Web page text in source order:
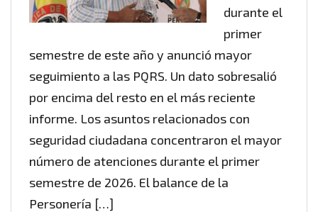
durante el
primer
semestre de este año y anunció mayor
seguimiento a las PQRS. Un dato sobresalió
por encima del resto en el más reciente
informe. Los asuntos relacionados con
seguridad ciudadana concentraron el mayor
número de atenciones durante el primer
semestre de 2026. El balance de la
Personería […]